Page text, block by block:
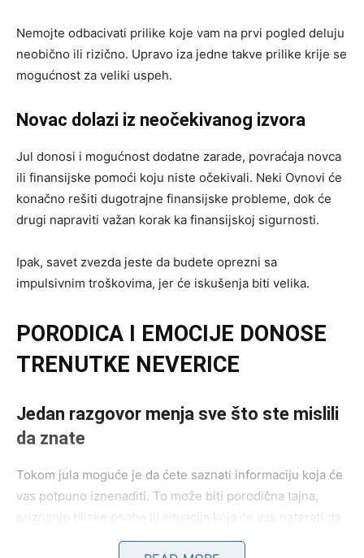
Nemojte odbacivati prilike koje vam na prvi pogled deluju
neobično ili rizično. Upravo iza jedne takve prilike krije se
mogućnost za veliki uspeh.
Novac dolazi iz neočekivanog izvora
Jul donosi i mogućnost dodatne zarade, povraćaja novca
ili finansijske pomoći koju niste očekivali. Neki Ovnovi će
konačno rešiti dugotrajne finansijske probleme, dok će
drugi napraviti važan korak ka finansijskoj sigurnosti.
Ipak, savet zvezda jeste da budete oprezni sa
impulsivnim troškovima, jer će iskušenja biti velika.
PORODICA I EMOCIJE DONOSE
TRENUTKE NEVERICE
Jedan razgovor menja sve što ste mislili
da znate
Tokom jula moguće je da ćete saznati informaciju koja će
vas potpuno iznenaditi. To može biti porodična tajna,
priznanje bliske osobe ili situacija koja će vas naterati da
promenite pogled na određene ljude.